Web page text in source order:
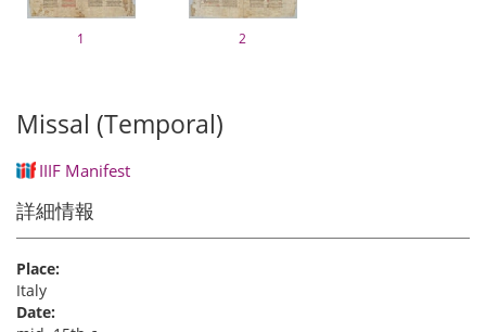
1 2
Missal (Temporal)
IIIF Manifest
詳細情報
Place:
Italy
Date: